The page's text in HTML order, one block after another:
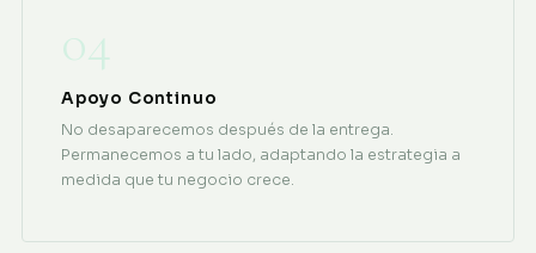
04
Apoyo Continuo
No desaparecemos después de la entrega.
Permanecemos a tu lado, adaptando la estrategia a
medida que tu negocio crece.